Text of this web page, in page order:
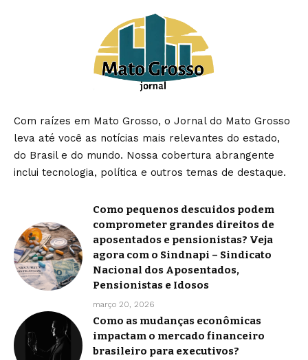
Com raízes em Mato Grosso, o Jornal do Mato Grosso
leva até você as notícias mais relevantes do estado,
do Brasil e do mundo. Nossa cobertura abrangente
inclui tecnologia, política e outros temas de destaque.
Como pequenos descuidos podem
comprometer grandes direitos de
aposentados e pensionistas? Veja
agora com o Sindnapi – Sindicato
Nacional dos Aposentados,
Pensionistas e Idosos
março 20, 2026
Como as mudanças econômicas
impactam o mercado financeiro
brasileiro para executivos?